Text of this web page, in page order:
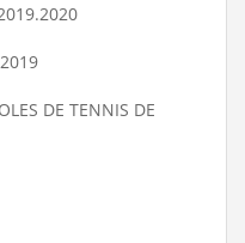
DE TENNIS DE